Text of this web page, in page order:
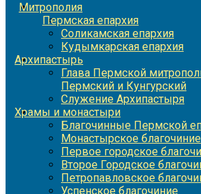
Митрополия
Пермская епархия
Соликамская епархия
Кудымкарская епархия
Архипастырь
Глава Пермской
Пермский и Кунгурский
Служение Архипастыря
Храмы и монастыри
Благочинные Пермской
Монастырское благочиние
Первое городское
Второе Городское
Петропавловское
Успенское благочиние